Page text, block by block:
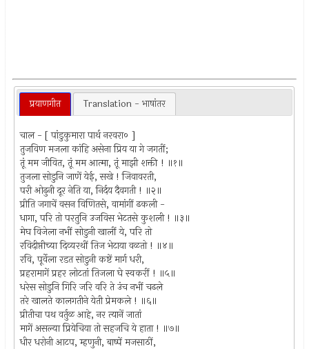
प्रयाणगीत Translation - भाषांतर
चाल - [ पांडुकुमारा पार्थ नरवरा० ]
तुजविण मजला कांहि असेना प्रिय या गे जगतीं;
तूं मम जीवित, तूं मम आत्मा, तूं माझी शक्ती ! ॥१॥
तुजला सोडुनि जाणें येई, सखे ! जिवावरती,
परी ओढुनी दूर नेति या, निर्दय दैवगती ! ॥२॥
प्रीति जगाचें वसन विणितसे, वामांगीं ढकली -
धागा, परि तो परतुनि उजविस भेटतसे कुशली ! ॥३॥
मेघ विजेला नभीं सोडुनी खालीं ये, परि तो
रविदीप्तीच्या दिव्यरथीं तिज भेटाया वळतो ! ॥४॥
रवि, पूर्वेला रडत सोडुनी कष्टें मार्ग धरी,
प्रहरामागें प्रहर लोटतां तिजला घे स्वकरीं ! ॥५॥
धरेस सोडुनि गिरि जरि वरि ते उंच नभीं चढले
तरे खालते कालगतीने येती प्रेमकले ! ॥६॥
प्रीतीचा पथ वर्तुळ आहे, नर त्यानें जातां
मागें असल्या प्रियेचिया तो सहजचि ये हाता ! ॥७॥
धीर धरोनी आटप, म्हणुनी, बाष्पें मजसाठीं,